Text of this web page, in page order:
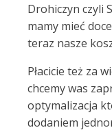
Drohiczyn czyli
mamy mieć
teraz nasze
Płacicie też za
chcemy was
optymalizacja
dodaniem